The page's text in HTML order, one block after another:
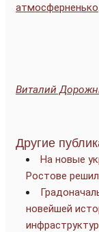
атмосферненько.
Виталий
Другие
На новые
Ростове
новейшей